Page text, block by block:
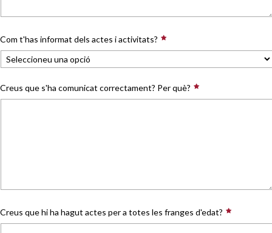
Com t'has informat dels actes i activitats?
Creus que s'ha comunicat correctament? Per què?
Creus que hi ha hagut actes per a totes les franges d'edat?